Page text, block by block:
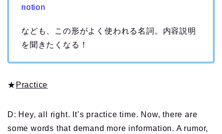
notion
なども、この形がよく使われる名詞。内容説明
を聞きたくなる！
★ Practice
D: Hey, all right. It’s practice time. Now, there are
some words that demand more information. A rumor,